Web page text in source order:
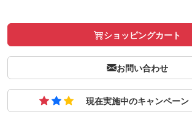
ショッピングカート
お問い合わせ
現在実施中のキャンペーン